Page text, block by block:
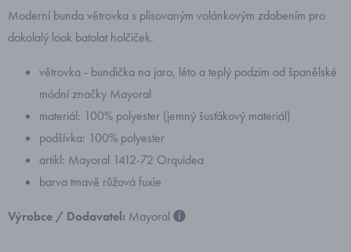
Moderní bunda větrovka s plisovaným volánkovým zdobením pro
dokolalý look batolat holčiček.
větrovka - bundička na jaro, léto a teplý podzim od španělské
módní značky Mayoral
materiál: 100% polyester (jemný šusťákový materiál)
podšívka: 100% polyester
artikl: Mayoral 1412-72 Orquidea
barva tmavě růžová fuxie
Výrobce / Dodavatel: Mayoral